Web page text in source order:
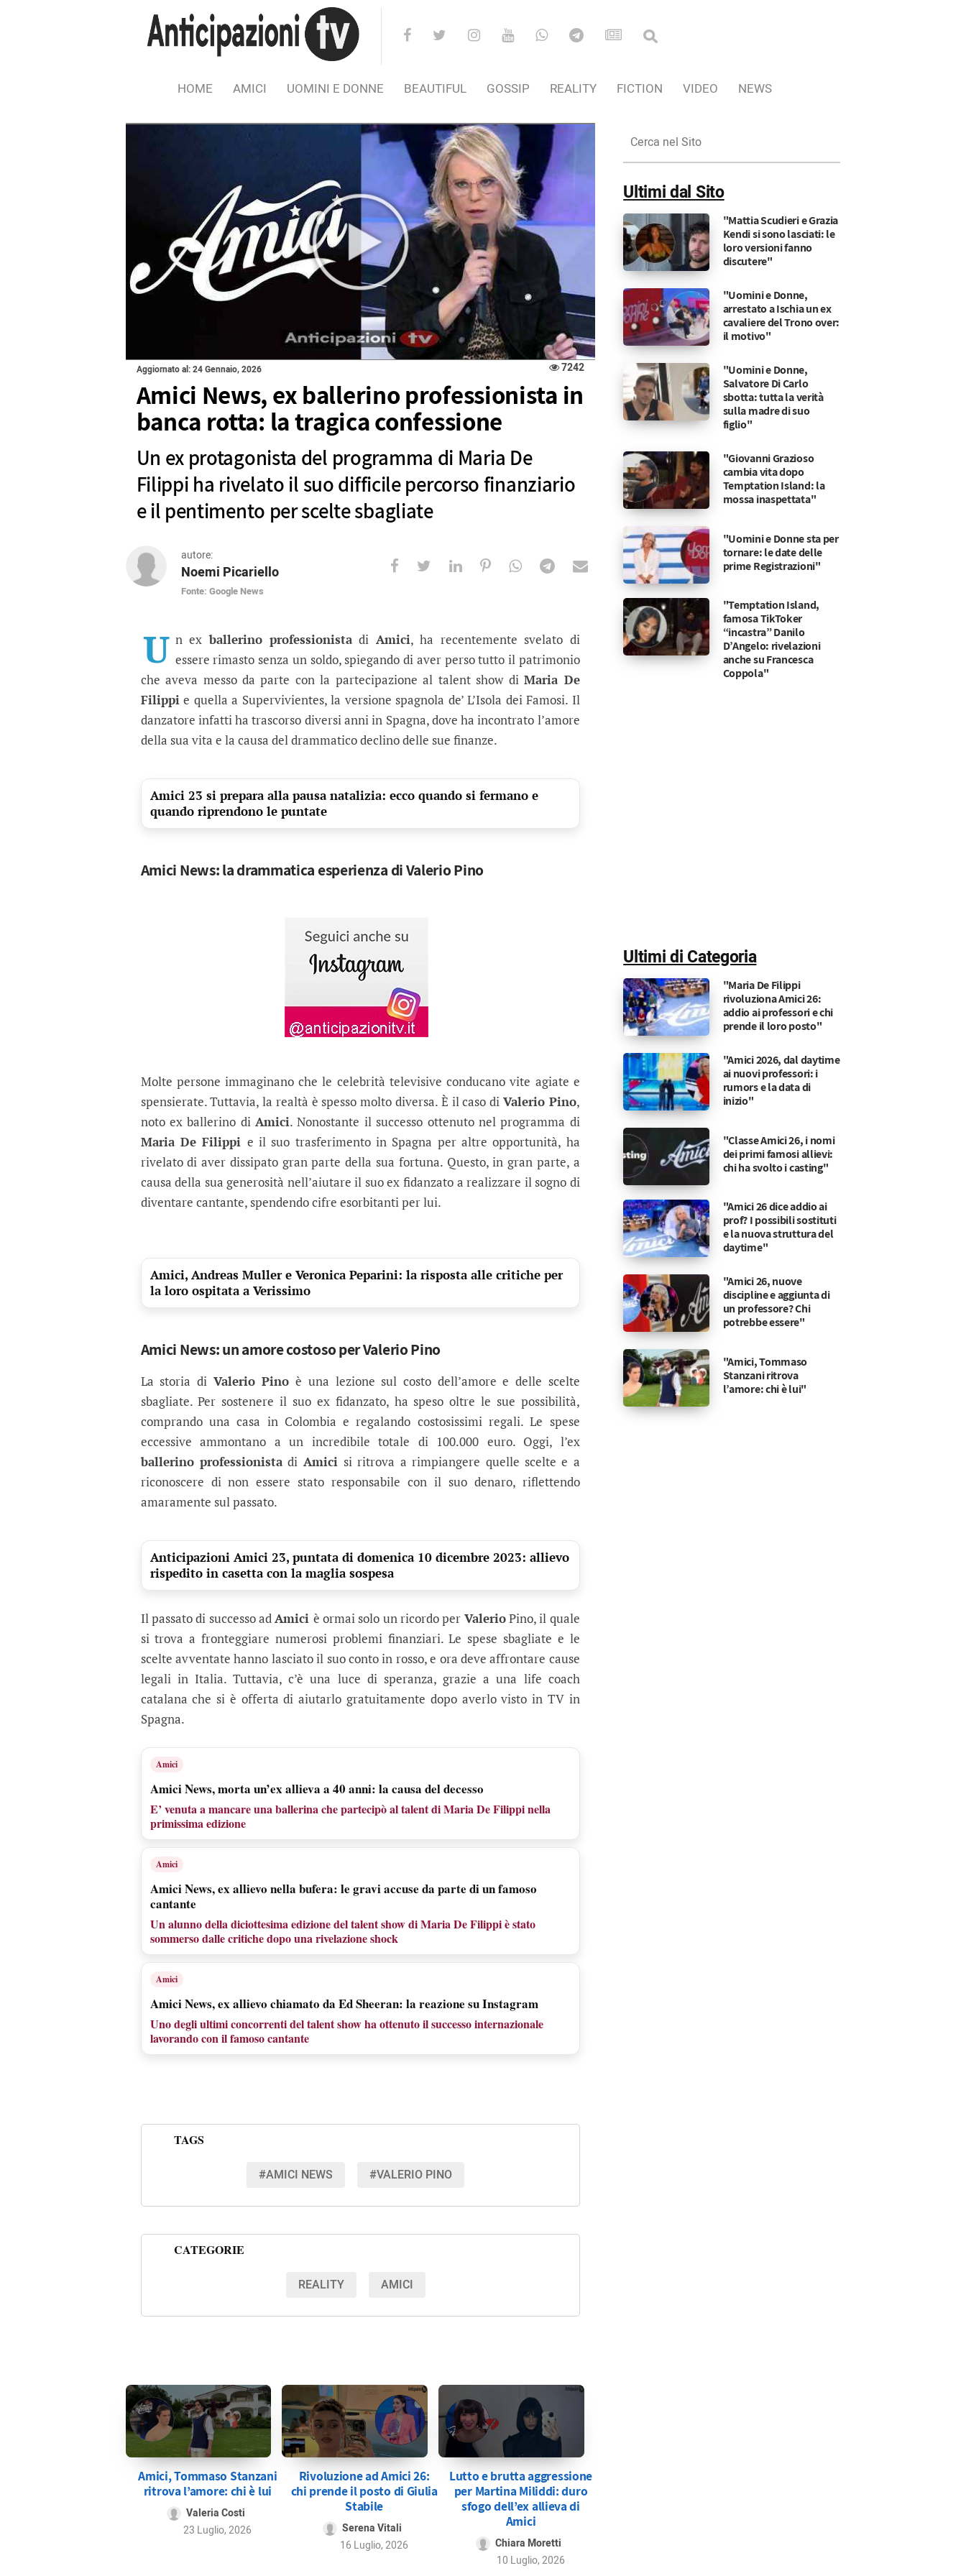
HOME AMICI UOMINI E DONNE BEAUTIFUL GOSSIP REALITY FICTION VIDEO NEWS
Aggiornato al: 24 Gennaio, 2026 7242
Amici News, ex ballerino professionista in
banca rotta: la tragica confessione
Un ex protagonista del programma di Maria De
Filippi ha rivelato il suo difficile percorso finanziario
e il pentimento per scelte sbagliate
autore:
Noemi Picariello
Fonte: Google News
Amici News, ex ballerino professionista in banca rotta: la tragica confessione
Un ex protagonista del programma di Maria De Filippi ha rivelato il suo difficile percorso finanziario e il pentimento per scelte
U n exballerino professionistadi Amici, ha recentemente svelato di
essere rimasto senza un soldo, spiegando di aver perso tutto il patrimonio
che aveva messo da parte con la partecipazione al talent show diMaria De
Filippie quella a Supervivientes, la versione spagnola de’ L’Isola dei Famosi. Il
danzatore infatti ha trascorso diversi anni in Spagna, dove ha incontrato l’amore
della sua vita e la causa del drammatico declino delle sue finanze.
Amici 23 si prepara alla pausa natalizia: ecco quando si fermano e
quando riprendono le puntate
Amici News: la drammatica esperienza di Valerio Pino
Molte persone immaginano che le celebrità televisive conducano vite agiate e
spensierate. Tuttavia, la realtà è spesso molto diversa. È il caso di Valerio Pino,
noto ex ballerino diAmici. Nonostante il successo ottenuto nel programma di
Maria De Filippi e il suo trasferimento in Spagna per altre opportunità, ha
rivelato di aver dissipato gran parte della sua fortuna. Questo, in gran parte, a
causa della sua generosità nell’aiutare il suo ex fidanzato a realizzare il sogno di
diventare cantante, spendendo cifre esorbitanti per lui.
Amici, Andreas Muller e Veronica Peparini: la risposta alle critiche per
la loro ospitata a Verissimo
Amici News: un amore costoso per Valerio Pino
La storia di Valerio Pino è una lezione sul costo dell’amore e delle scelte
sbagliate. Per sostenere il suo ex fidanzato, ha speso oltre le sue possibilità,
comprando una casa in Colombia e regalando costosissimi regali. Le spese
eccessive ammontano a un incredibile totale di 100.000 euro. Oggi, l’ex
ballerino professionistadi Amici si ritrova a rimpiangere quelle scelte e a
riconoscere di non essere stato responsabile con il suo denaro, riflettendo
amaramente sul passato.
Anticipazioni Amici 23, puntata di domenica 10 dicembre 2023: allievo
rispedito in casetta con la maglia sospesa
Il passato di successo adAmici è ormai solo un ricordo per ValerioPino, il quale
si trova a fronteggiare numerosi problemi finanziari. Le spese sbagliate e le
scelte avventate hanno lasciato il suo conto in rosso, e ora deve affrontare cause
legali in Italia. Tuttavia, c’è una luce di speranza, grazie a una life coach
catalana che si è offerta di aiutarlo gratuitamente dopo averlo visto in TV in
Spagna.
Amici
Amici News, morta un’ex allieva a 40 anni: la causa del decesso
E’ venuta a mancare una ballerina che partecipò al talent di Maria De Filippi nella
primissima edizione
Amici
Amici News, ex allievo nella bufera: le gravi accuse da parte di un famoso
cantante
Un alunno della diciottesima edizione del talent show di Maria De Filippi è stato
sommerso dalle critiche dopo una rivelazione shock
Amici
Amici News, ex allievo chiamato da Ed Sheeran: la reazione su Instagram
Uno degli ultimi concorrenti del talent show ha ottenuto il successo internazionale
lavorando con il famoso cantante
TAGS
#AMICI NEWS #VALERIO PINO
CATEGORIE
REALITY AMICI
Amici, Tommaso Stanzani
ritrova l’amore: chi è lui
Valeria Costi
23 Luglio, 2026
Rivoluzione ad Amici 26:
chi prende il posto di Giulia
Stabile
Serena Vitali
16 Luglio, 2026
Lutto e brutta aggressione
per Martina Miliddi: duro
sfogo dell’ex allieva di
Amici
Chiara Moretti
10 Luglio, 2026
nel
Sito
Ultimi dal Sito
"Mattia Scudieri e Grazia
Kendi si sono lasciati: le
loro versioni fanno
discutere"
"Uomini e Donne,
arrestato a Ischia un ex
cavaliere del Trono over:
il motivo"
"Uomini e Donne,
Salvatore Di Carlo
sbotta: tutta la verità
sulla madre di suo
figlio"
"Giovanni Grazioso
cambia vita dopo
Temptation Island: la
mossa inaspettata"
"Uomini e Donne sta per
tornare: le date delle
prime Registrazioni"
"Temptation Island,
famosa TikToker
“incastra” Danilo
D’Angelo: rivelazioni
anche su Francesca
Coppola"
Ultimi di Categoria
"Maria De Filippi
rivoluziona Amici 26:
addio ai professori e chi
prende il loro posto"
"Amici 2026, dal daytime
ai nuovi professori: i
rumors e la data di
inizio"
"Classe Amici 26, i nomi
dei primi famosi allievi:
chi ha svolto i casting"
"Amici 26 dice addio ai
prof? I possibili sostituti
e la nuova struttura del
daytime"
"Amici 26, nuove
discipline e aggiunta di
un professore? Chi
potrebbe essere"
"Amici, Tommaso
Stanzani ritrova
l’amore: chi è lui"